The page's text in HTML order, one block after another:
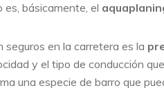
es, básicamente, el
en la carretera es la
y el tipo de conducción
una especie de barro que